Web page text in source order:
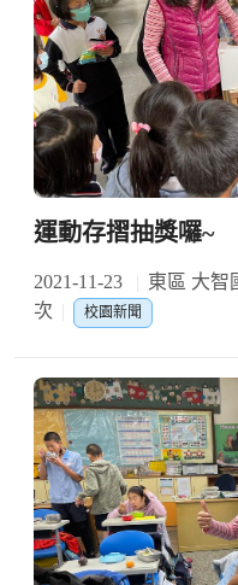
運動存摺抽獎囉~
2021-11-23 東區 大智
次
校園新聞